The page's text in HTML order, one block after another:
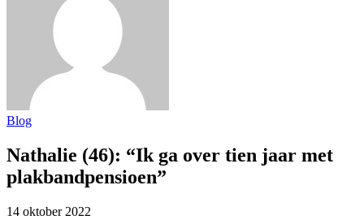
Blog
Nathalie (46): “Ik ga over tien jaar met
plakbandpensioen”
14 oktober 2022